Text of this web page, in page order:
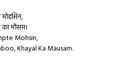
मौसम।
Mohsin,
Khayal Ka Mausam.